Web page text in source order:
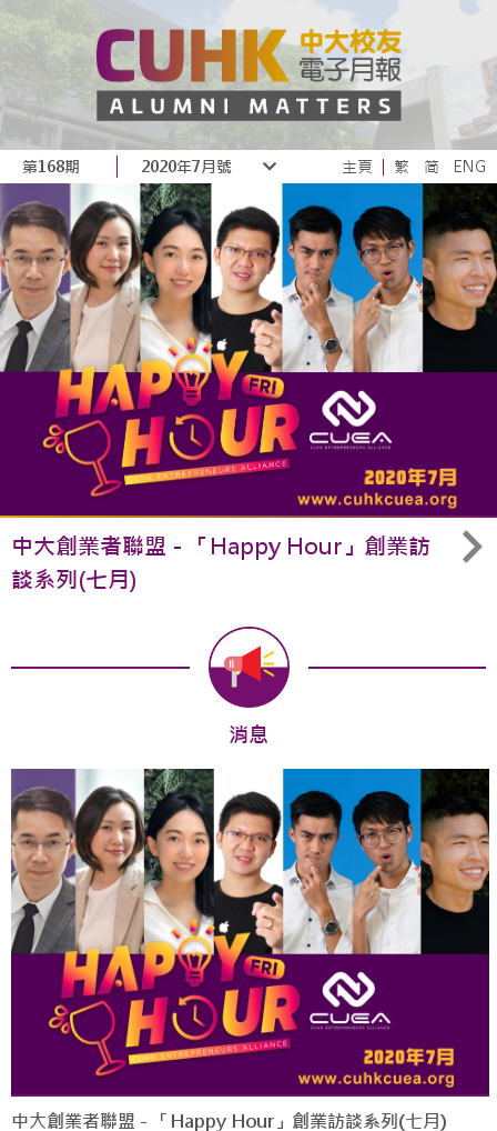
第168期 2020年7月號 主頁 繁 简 ENG
中大創業者聯盟 - 「Happy Hour」創業訪
談系列(七月)
消息
中大創業者聯盟 - 「Happy Hour」創業訪談系列(七月)